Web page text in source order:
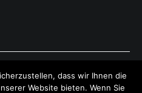
. All rights reserved.
Powered byWordPress .
dass wir Ihnen die
Website bieten. Wenn Sie